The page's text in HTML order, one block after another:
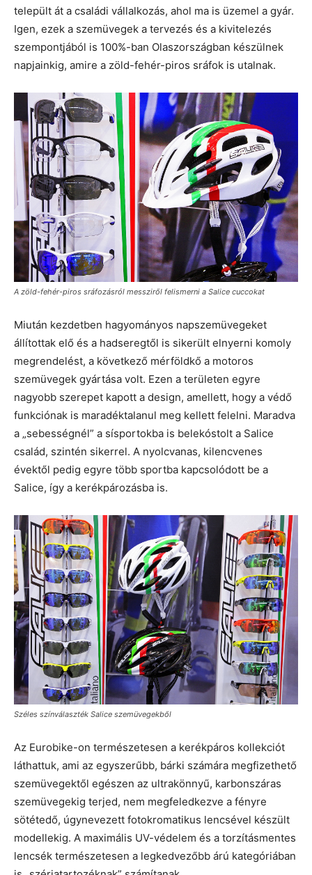
települt át a családi vállalkozás, ahol ma is üzemel a gyár.
Igen, ezek a szemüvegek a tervezés és a kivitelezés
szempontjából is 100%-ban Olaszországban készülnek
napjainkig, amire a zöld-fehér-piros sráfok is utalnak.
A zöld-fehér-piros sráfozásról messziről felismerni a Salice cuccokat
Miután kezdetben hagyományos napszemüvegeket
állítottak elő és a hadseregtől is sikerült elnyerni komoly
megrendelést, a következő mérföldkő a motoros
szemüvegek gyártása volt. Ezen a területen egyre
nagyobb szerepet kapott a design, amellett, hogy a védő
funkciónak is maradéktalanul meg kellett felelni. Maradva
a „sebességnél” a sísportokba is belekóstolt a Salice
család, szintén sikerrel. A nyolcvanas, kilencvenes
évektől pedig egyre több sportba kapcsolódott be a
Salice, így a kerékpározásba is.
Széles színválaszték Salice szemüvegekből
Az Eurobike-on természetesen a kerékpáros kollekciót
láthattuk, ami az egyszerűbb, bárki számára megfizethető
szemüvegektől egészen az ultrakönnyű, karbonszáras
szemüvegekig terjed, nem megfeledkezve a fényre
sötétedő, úgynevezett fotokromatikus lencsével készült
modellekig. A maximális UV-védelem és a torzításmentes
lencsék természetesen a legkedvezőbb árú kategóriában